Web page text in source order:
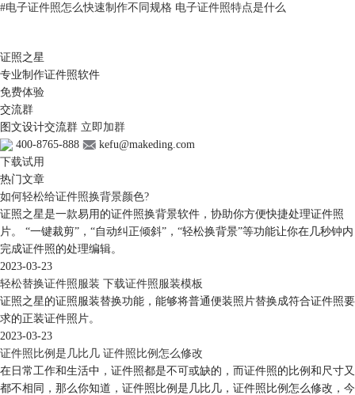
择”，可以根据需要选择四种选择方式中的一种，任意角度是我们经常使
图-4 倾斜矫正后的图片
第四步
们可以直接点击“一键完成”，一张证件照就这样完成了。
#电子证件照怎么快速制作不同规格 电子证件照特点是什么
证照之星
专业制作证件照软件
免费体验
交流群
图文设计交流群 立即加群
400-8765-888
kefu@makeding.com
下载试用
热门文章
如何轻松给证件照换背景颜色?
证照之星是一款易用的证件照换背景软件，协助你方便快捷处理证件照
片。 “一键裁剪”，“自动纠正倾斜”，“轻松换背景”等功能让你在几秒钟内
完成证件照的处理编辑。
2023-03-23
轻松替换证件照服装 下载证件照服装模板
证照之星的证照服装替换功能，能够将普通便装照片替换成符合证件照要
求的正装证件照片。
2023-03-23
证件照比例是几比几 证件照比例怎么修改
在日常工作和生活中，证件照都是不可或缺的，而证件照的比例和尺寸又
都不相同，那么你知道，证件照比例是几比几，证件照比例怎么修改，今